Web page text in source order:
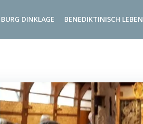
BURG DINKLAGE BENEDIKTINISCH LEBEN